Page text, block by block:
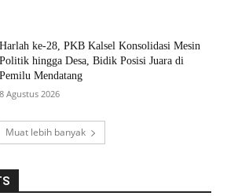
Harlah ke-28, PKB Kalsel Konsolidasi Mesin
Politik hingga Desa, Bidik Posisi Juara di
Pemilu Mendatang
8 Agustus 2026
Muat lebih banyak